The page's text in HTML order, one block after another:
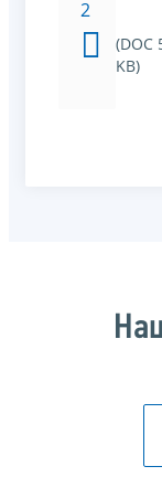
2
(DOC
KB)